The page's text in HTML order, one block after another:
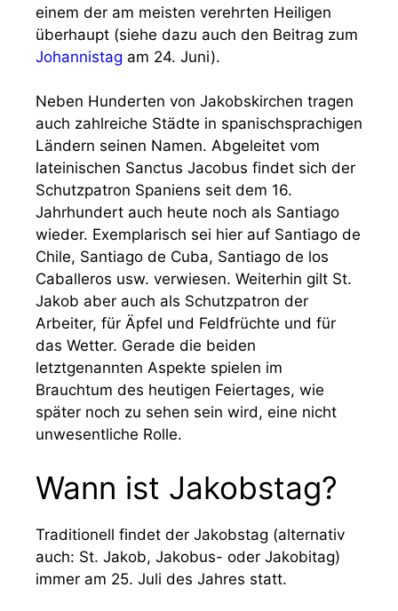
einem der am meisten verehrten Heiligen
überhaupt (siehe dazu auch den Beitrag zum
Johannistag am 24. Juni).
Neben Hunderten von Jakobskirchen tragen
auch zahlreiche Städte in spanischsprachigen
Ländern seinen Namen. Abgeleitet vom
lateinischen Sanctus Jacobus findet sich der
Schutzpatron Spaniens seit dem 16.
Jahrhundert auch heute noch als Santiago
wieder. Exemplarisch sei hier auf Santiago de
Chile, Santiago de Cuba, Santiago de los
Caballeros usw. verwiesen. Weiterhin gilt St.
Jakob aber auch als Schutzpatron der
Arbeiter, für Äpfel und Feldfrüchte und für
das Wetter. Gerade die beiden
letztgenannten Aspekte spielen im
Brauchtum des heutigen Feiertages, wie
später noch zu sehen sein wird, eine nicht
unwesentliche Rolle.
Wann ist Jakobstag?
Traditionell findet der Jakobstag (alternativ
auch: St. Jakob, Jakobus- oder Jakobitag)
immer am 25. Juli des Jahres statt.